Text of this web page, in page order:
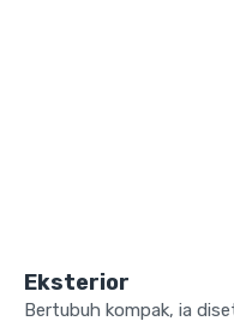
Eksterior
Bertubuh kompak, ia